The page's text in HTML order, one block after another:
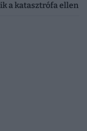
a katasztrófa ellen